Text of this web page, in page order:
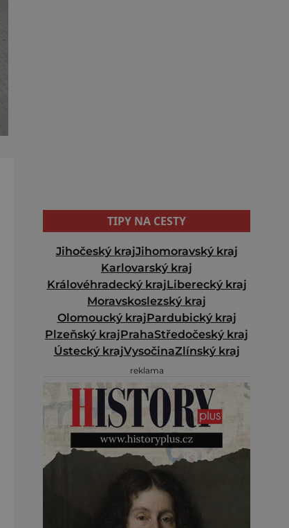
TIPY NA CESTY
Jihočeský krajJihomoravský kraj
Karlovarský kraj
Královéhradecký krajLiberecký kraj
Moravskoslezský kraj
Olomoucký krajPardubický kraj
Plzeňský krajPrahaStředočeský kraj
Ústecký krajVysočinaZlínský kraj
reklama